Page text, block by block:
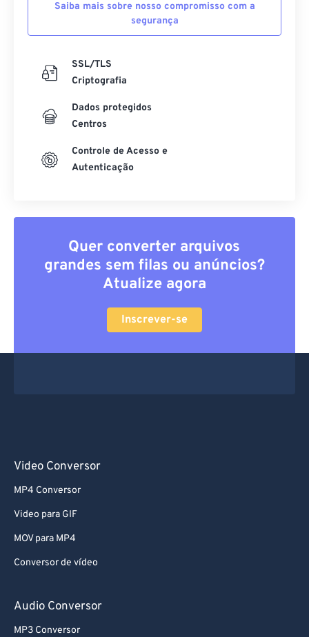
Saiba mais sobre nosso compromisso com a
segurança
SSL/TLS
Criptografia
Dados protegidos
Centros
Controle de Acesso e
Autenticação
Quer converter arquivos
grandes sem filas ou anúncios?
Atualize agora
Inscrever-se
Video Conversor
MP4 Conversor
Video para GIF
MOV para MP4
Conversor de vídeo
Audio Conversor
MP3 Conversor